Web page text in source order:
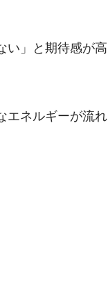
い」と期待感が高
エネルギーが流れ